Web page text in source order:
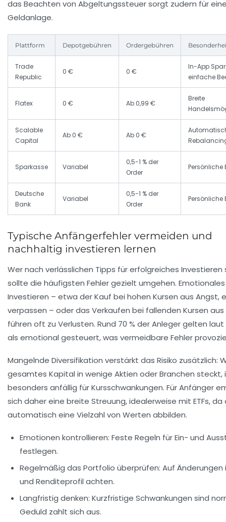
das Beachten von Abgeltungssteuer sorgt zudem für
Geldanlage.
Plattform Depotgebühren Ordergebühren
Trade
Republic
0 € 0 €
In-App
einfache
Flatex 0 € Ab 0,99 €
Breite
Scalable
Capital
Ab 0 € Ab 0 €
Sparkasse Variabel
0,5-1 % der
Order
Persönliche
Deutsche
Bank
Variabel
0,5-1 % der
Order
Persönliche
Typische Anfängerfehler vermeiden und
nachhaltig investieren lernen
Wer nach verlässlichen Tipps für erfolgreiches Investieren
sollte die häufigsten Fehler gezielt umgehen. Emotionales
Investieren – etwa der Kauf bei hohen Kursen aus Angst,
verpassen – oder das Verkaufen bei fallenden Kursen aus
führen oft zu Verlusten. Rund 70 % der Anleger gelten
als emotional gesteuert, was vermeidbare Fehler
Mangelnde Diversifikation verstärkt das Risiko zusätzlich:
gesamtes Kapital in wenige Aktien oder Branchen steckt,
besonders anfällig für Kursschwankungen. Für Anfänger
sich daher eine breite Streuung, idealerweise mit ETFs, da
automatisch eine Vielzahl von Werten abbilden.
Emotionen kontrollieren: Feste Regeln für Ein- und
festlegen.
Regelmäßig das Portfolio überprüfen: Auf Änderungen
und Renditeprofil achten.
Langfristig denken: Kurzfristige Schwankungen sind
Geduld zahlt sich aus.